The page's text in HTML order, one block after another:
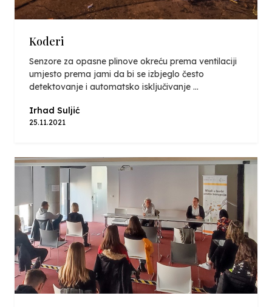
Koderi
Senzore za opasne plinove okreću prema ventilaciji
umjesto prema jami da bi se izbjeglo često
detektovanje i automatsko isključivanje ...
Irhad Suljić
25.11.2021